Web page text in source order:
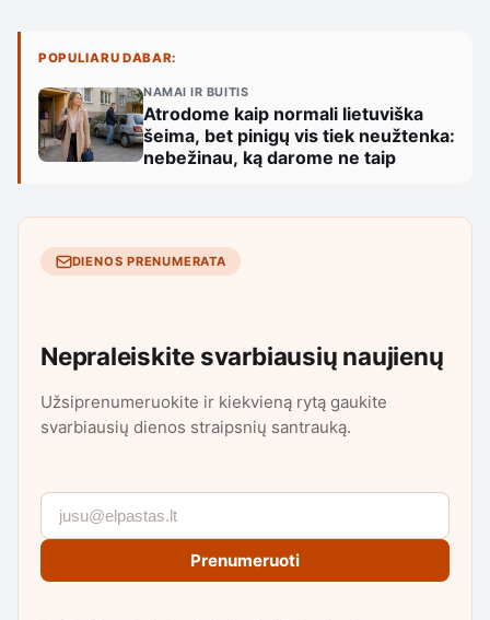
POPULIARU DABAR:
NAMAI IR BUITIS
Atrodome kaip normali lietuviška
šeima, bet pinigų vis tiek neužtenka:
nebežinau, ką darome ne taip
DIENOS PRENUMERATA
Nepraleiskite svarbiausių naujienų
Užsiprenumeruokite ir kiekvieną rytą gaukite
svarbiausių dienos straipsnių santrauką.
Prenumeruoti